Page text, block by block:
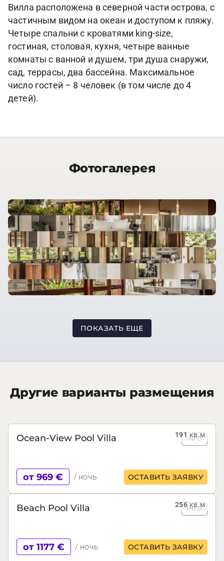
Вилла расположена в северной части острова, с
частичным видом на океан и доступом к пляжу.
Четыре спальни с кроватями king-size,
гостиная, столовая, кухня, четыре ванные
комнаты с ванной и душем, три душа снаружи,
сад, террасы, два бассейна. Максимальное
число гостей – 8 человек (в том числе до 4
детей).
Фотогалерея
ПОКАЗАТЬ ЕЩЕ
Другие варианты размещения
191кв.м.
Ocean-View Pool Villa INFO
от 969 € / ночь ОСТАВИТЬ ЗАЯВКУ
256кв.м.
Beach Pool Villa INFO
от 1177 € / ночь ОСТАВИТЬ ЗАЯВКУ